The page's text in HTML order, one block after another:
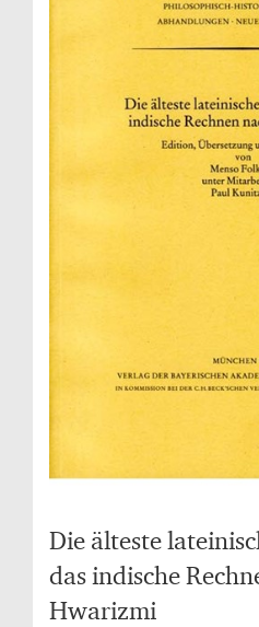
Die älteste
das indische
Hwarizmi